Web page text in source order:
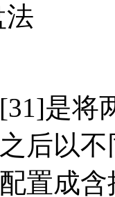
法
是将
后以
置成